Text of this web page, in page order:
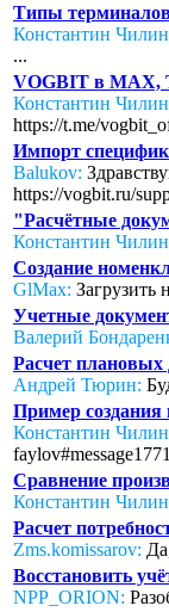
Типы
Константин
...
VOGBIT в MAX,
Константин
https://t.me/
Импорт
Balukov:
https://vogbit.ru/
"Расчётные
Константин
Создание
GlMax: Загрузить
Учетные
Валерий
Расчет плановых
Андрей Тюрин:
Пример создания
Константин
Сравнение
Константин
Расчет
Zms.komissarov:
Восстановить
NPP_ORION: